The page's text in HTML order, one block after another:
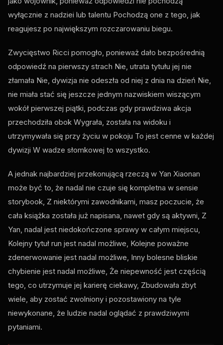
wyłącznie z nadziei lub talentu Pochodzą one z tego, jak
reagujesz po największym rozczarowaniu biegu.
Zwycięstwo Ricci pomogło, ponieważ dało bezpośrednią
odpowiedź na pierwszy strach Nie, utrata tytułu jej nie
złamała Nie, dywizja nie odeszła od niej z dnia na dzień Nie,
nie miała stać się jeszcze jednym nazwiskiem wiszącym
wokół pierwszej piątki, podczas gdy prawdziwa akcja
przechodziła obok Wygrała, została na widoku i
utrzymywała się przy życiu w pokoju To jest cenne w każdej
dywizji W wadze słomkowej to wszystko.
A jednak najbardziej przekonującą rzeczą w Yan Xiaonan
może być to, że nadal nie czuje się kompletna w sensie
storybook, Z niektórymi zawodnikami, masz poczucie, że
cała książka została już napisana, nawet gdy są aktywni, Z
Yan, nadal jest niedokończone sprawy w całym miejscu,
Kolejny tytuł run jest nadal możliwe, Kolejne poważne
zdenerwowanie jest nadal możliwe, Inny bolesne bliskie
chybienie jest nadal możliwe, Że niepewność jest częścią
tego, co utrzymuje jej karierę ciekawy, Zbudowała zbyt
wiele, aby zostać zwolniony i pozostawiony na tyle
niewykonane, że ludzie nadal oglądać z prawdziwymi
pytaniami.